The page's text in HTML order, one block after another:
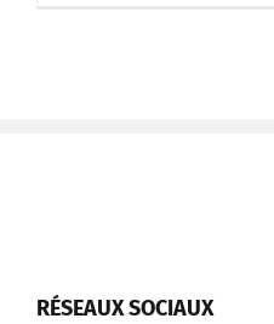
RÉSEAUX SOCIAUX